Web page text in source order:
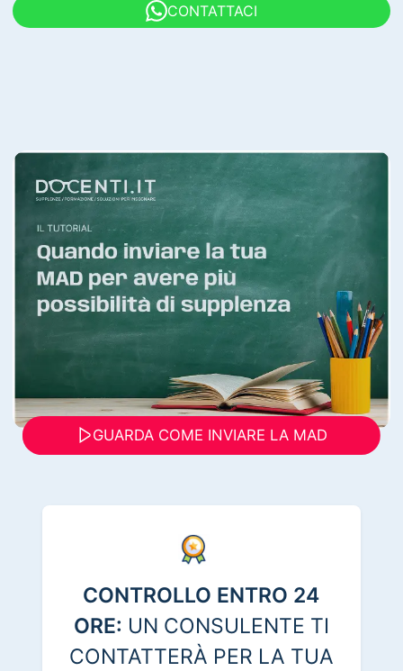
CONTATTACI
GUARDA COME INVIARE LA MAD
CONTROLLO ENTRO 24
ORE: UN CONSULENTE TI
CONTATTERÀ PER LA TUA